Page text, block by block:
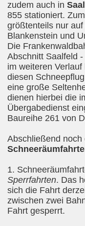
zudem auch in
855 stationiert.
größtenteils nur
Blankenstein und
Die
Abschnitt Saalfeld
im weiteren
diesen
eine große
dienen hierbei die
Übergabedienst
Baureihe 261 von
Abschließend noch
1.
Sperrfahrten. Das
sich die Fahrt
zwischen zwei
Fahrt gesperrt.